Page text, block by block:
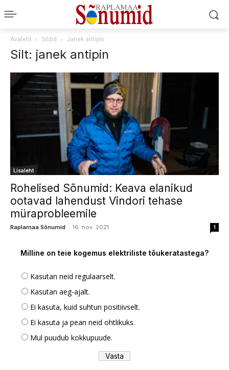
Avaleht Sildid Janek antipin
Silt: janek antipin
Lisaleht
Rohelised Sõnumid: Keava elanikud
ootavad lahendust Vindori tehase
müraprobleemile
Raplamaa Sõnumid - 16. nov. 2021 1
Milline on teie kogemus elektriliste tõukeratastega?
Kasutan neid regulaarselt.
Kasutan aeg-ajalt.
Ei kasuta, kuid suhtun positiivselt.
Ei kasuta ja pean neid ohtlikuks.
Mul puudub kokkupuude.